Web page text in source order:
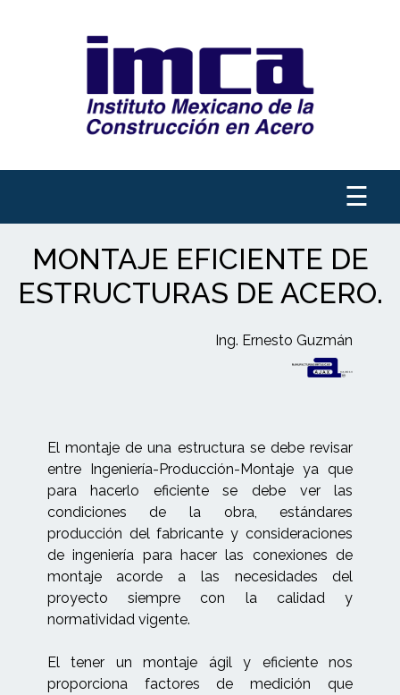
☰
MONTAJE EFICIENTE DE
ESTRUCTURAS DE ACERO.
Ing. Ernesto Guzmán
El montaje de una estructura se debe revisar
entre Ingeniería-Producción-Montaje ya que
para hacerlo eficiente se debe ver las
condiciones de la obra, estándares
producción del fabricante y consideraciones
de ingeniería para hacer las conexiones de
montaje acorde a las necesidades del
proyecto siempre con la calidad y
normatividad vigente.
El tener un montaje ágil y eficiente nos
proporciona factores de medición que